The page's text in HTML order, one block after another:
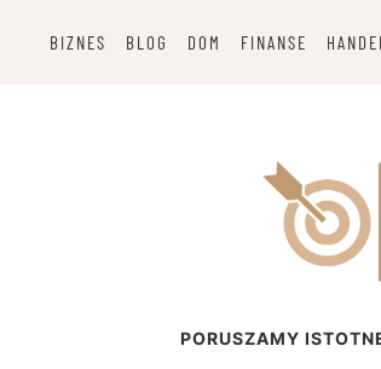
BIZNES BLOG DOM FINANSE HANDEL
PORUSZAMY